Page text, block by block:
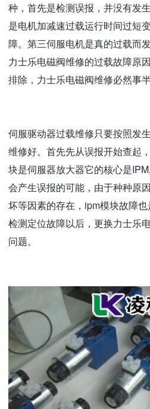
种，首先是检测误报，并没有发
是电机加减速过载运行时间过短
障。第三伺服电机是真的过载而
力士乐电磁阀维修的过载故障原
排除，力士乐电磁阀维修必然事半
伺服驱动器过载维修只要按照发
维修好。首先先从误报开始查起
块是伺服器放大器它的核心是
会产生误报的可能，由于种种原
坏等因素的存在，ipm模块故障
检测定位故障以后，更换力士乐
问题。